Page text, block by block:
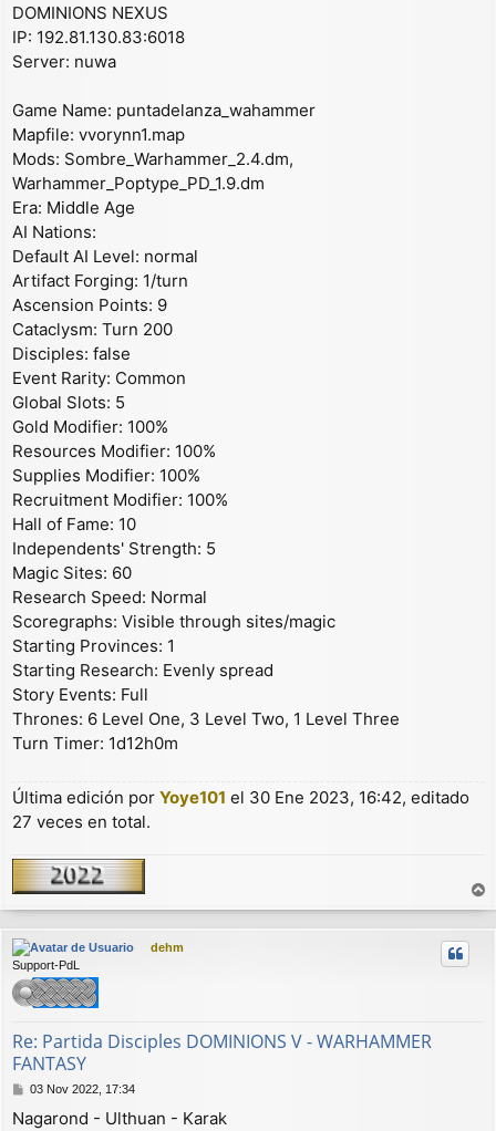
DOMINIONS NEXUS
IP: 192.81.130.83:6018
Server: nuwa
Game Name: puntadelanza_wahammer
Mapfile: vvorynn1.map
Mods: Sombre_Warhammer_2.4.dm,
Warhammer_Poptype_PD_1.9.dm
Era: Middle Age
AI Nations:
Default AI Level: normal
Artifact Forging: 1/turn
Ascension Points: 9
Cataclysm: Turn 200
Disciples: false
Event Rarity: Common
Global Slots: 5
Gold Modifier: 100%
Resources Modifier: 100%
Supplies Modifier: 100%
Recruitment Modifier: 100%
Hall of Fame: 10
Independents' Strength: 5
Magic Sites: 60
Research Speed: Normal
Scoregraphs: Visible through sites/magic
Starting Provinces: 1
Starting Research: Evenly spread
Story Events: Full
Thrones: 6 Level One, 3 Level Two, 1 Level Three
Turn Timer: 1d12h0m
Última edición por Yoye101 el 30 Ene 2023, 16:42, editado
27 veces en total.
r
r
dehm
Support-PdL
Re: Partida Disciples DOMINIONS V - WARHAMMER
FANTASY
M
n
03 Nov 2022, 17:34
Nagarond - Ulthuan - Karak